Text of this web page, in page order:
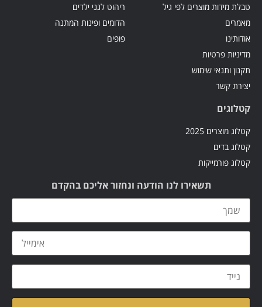
טבלת מידות מוצרים לפי גיל
מאמרים
אודותינו
מדיניות פרטיות
תקנון ותנאי שימוש
יצירת קשר
ריהוט לגני ילדים
הדומים ופינות המתנה
פופים
קטלוגים
קטלוג מוצרים 2025
קטלוג בדים
קטלוג פורמייקות
תשאירו לנו הודעה ונחזור אליכם בהקדם